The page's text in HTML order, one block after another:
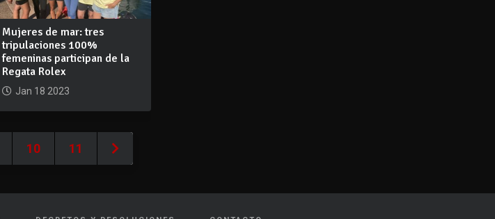
Mujeres de mar: tres
tripulaciones 100%
femeninas participan de la
Regata Rolex
Jan 18 2023
10 11